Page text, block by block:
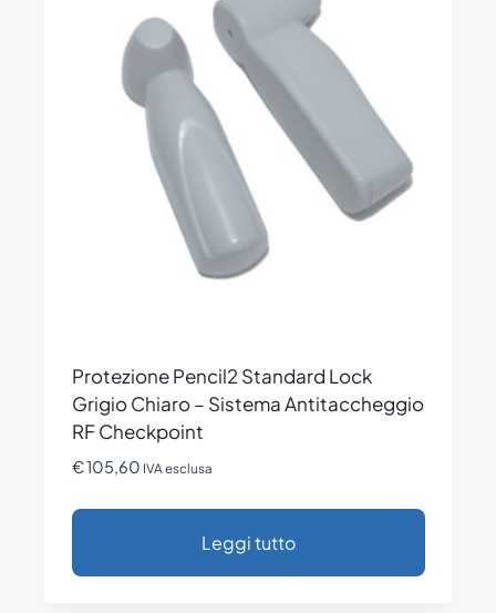
Protezione Pencil2 Standard Lock
Grigio Chiaro – Sistema Antitaccheggio
RF Checkpoint
€105,60 IVA esclusa
Leggi tutto